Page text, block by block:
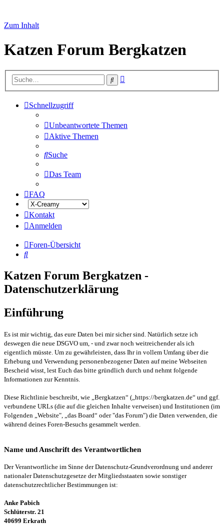
Zum Inhalt
Katzen Forum Bergkatzen
Suche
Schnellzugriff
Unbeantwortete Themen
Aktive Themen
Suche
Das Team
FAQ
Kontakt
Anmelden
Foren-Übersicht
Suche
Katzen Forum Bergkatzen -
Datenschutzerklärung
Einführung
Es ist mir wichtig, das eure Daten bei mir sicher sind. Natürlich setze ich
deswegen die neue DSGVO um, - und zwar noch weitreichender als ich
eigentlich müsste. Um zu gewährleisten, dass Ihr in vollem Umfang über die
Erhebung und Verwendung personenbezogener Daten auf meine Webseiten
Bescheid wisst, lest Euch das bitte gründlich durch und nehmt folgende
Informationen zur Kenntnis.
Diese Richtlinie beschreibt, wie „Bergkatzen“ („https://bergkatzen.de“ und ggf.
verbundene URLs (die auf die gleichen Inhalte verweisen) und Institutionen (im
Folgenden „Website", „das Board“ oder "das Forum") die Daten verwenden, die
während deines Foren-Besuchs gesammelt werden.
Name und Anschrift des Verantwortlichen
Der Verantwortliche im Sinne der Datenschutz-Grundverordnung und anderer
nationaler Datenschutzgesetze der Mitgliedsstaaten sowie sonstiger
datenschutzrechtlicher Bestimmungen ist:
Anke Pabich
Schlüterstr. 21
40699 Erkrath